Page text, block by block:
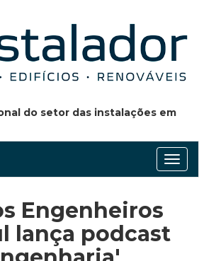
do setor das instalações em
Engenheiros
lança podcast